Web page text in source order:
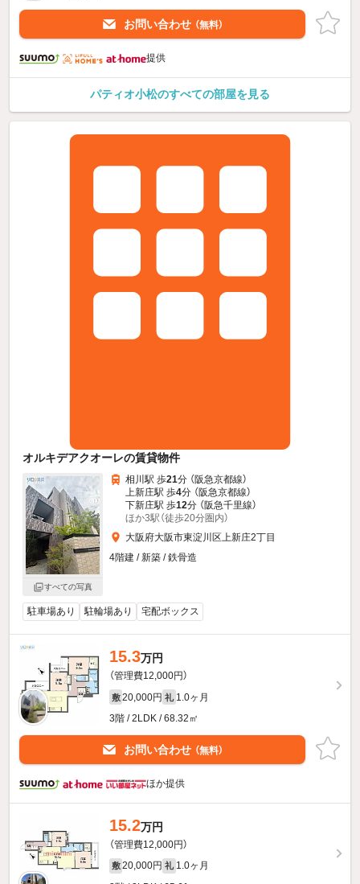
お問い合わせ （無料）
提供
パティオ小松のすべての部屋を見る
オルキデアクオーレの賃貸物件
すべての写真
相川駅 歩21分 （阪急京都線）
上新庄駅 歩4分 （阪急京都線）
下新庄駅 歩12分 （阪急千里線）
ほか3駅（徒歩20分圏内）
大阪府大阪市東淀川区上新庄2丁目
4階建 / 新築 / 鉄骨造
駐車場あり 駐輪場あり 宅配ボックス
15.3万円
（管理費12,000円）
敷 20,000円 礼 1.0ヶ月
3階 / 2LDK / 68.32㎡
お問い合わせ （無料）
ほか提供
15.2万円
（管理費12,000円）
敷 20,000円 礼 1.0ヶ月